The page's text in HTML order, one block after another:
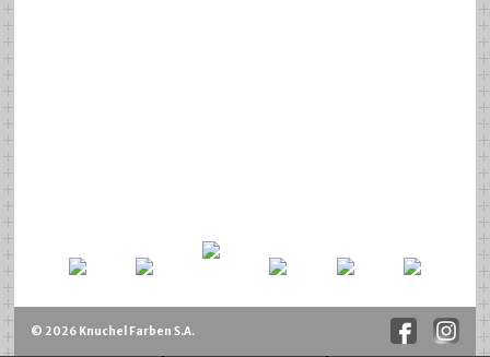
© 2026 Knuchel Farben S.A.